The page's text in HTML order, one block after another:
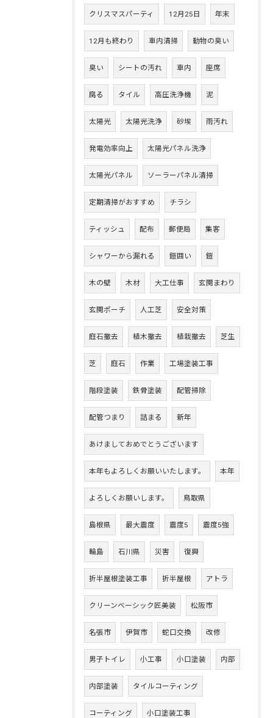
クリスマスパーティ 12月25日 年末
12月も終わり 車内清掃 動物の臭い
臭い シートの汚れ 車内 座席
腐る タイル 高圧洗浄機 泥
太陽光 太陽光洗浄 砂埃 雨汚れ
発電効率向上 太陽光パネル洗浄
太陽光パネル ソーラーパネル清掃
定期清掃がおすすめ チラシ
ティッシュ 配布 郵便局 集客
シャワーから漏れる 鎧囲い 鎧
木の壁 木材 大工仕事 玄関まわり
玄関ポーチ 人工芝 安全対策
庭石撤去 植木撤去 植栽撤去 芝生
芝 庭石 作業 工場塗装工事
階段塗装 鉄骨塗装 配管掃除
配管つまり 詰まる 新年
あけましておめでとうございます
本年もよろしくお願いいたします。 本年
よろしくお願いします。 鳥取県
島根県 最大震度 震度5 震度5強
輪島 石川県 災害 復興
折半屋根塗装工事 折半屋根 アトラ
クリーンベーシック匠美装 松阪市
名張市 伊賀市 蛇口交換 改修
男子トイレ 小工事 小口塗装 内部
内部塗装 タイルコーティング
コーティング 小口塗装工事